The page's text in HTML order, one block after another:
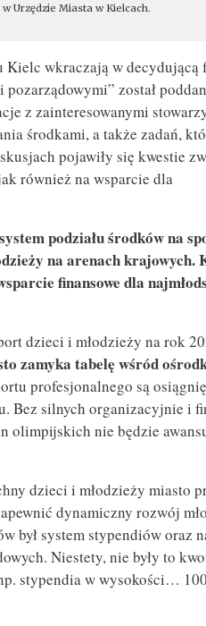
Urzędzie Miasta w Kielcach.
wkraczają w decydującą
został
z zainteresowanymi
środkami, a także zadań,
pojawiły się kwestie
również na wsparcie dla
podziału środków na
na arenach krajowych.
finansowe dla
dzieci i młodzieży na rok
zamyka tabelę wśród
profesjonalnego są
Bez silnych organizacyjnie i
olimpijskich nie będzie
dzieci i młodzieży miasto
dynamiczny rozwój
był system stypendiów oraz
Niestety, nie były to
stypendia w wysokości…